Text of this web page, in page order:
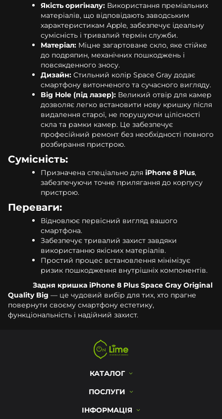
Якість оригіналу: Використання преміальних
матеріалів, що відповідають заводським
характеристикам Apple, забезпечує ідеальну
сумісність і тривалий термін служби.
Матеріал: Міцне загартоване скло, яке стійке
до подряпин, механічних пошкоджень і
повсякденного зносу.
Дизайн: Стильний колір Space Gray додає
смартфону витонченого та сучасного вигляду.
Big Hole (під лазер): Великий отвір для камер
дозволяє легко встановити нову кришку після
видалення старої, не порушуючи цілісності
скла та рамки камер. Це забезпечує
професійний ремонт без необхідності повного
розбирання пристрою.
Сумісність:
Призначена спеціально для iPhone 8 Plus,
забезпечуючи точне прилягання до корпусу
пристрою.
Переваги:
Відновлює первісний вигляд вашого
смартфона.
Забезпечує тривалий захист завдяки
використанню якісних матеріалів.
Простий процес встановлення мінімізує
ризик пошкодження внутрішніх компонентів.
Задня кришка iPhone 8 Plus Space Gray Original
Quality Big — це чудовий вибір для тих, хто прагне
повернути своєму смартфону естетику,
функціональність і надійний захист.
КАТАЛОГ
ПОСЛУГИ
ІНФОРМАЦІЯ